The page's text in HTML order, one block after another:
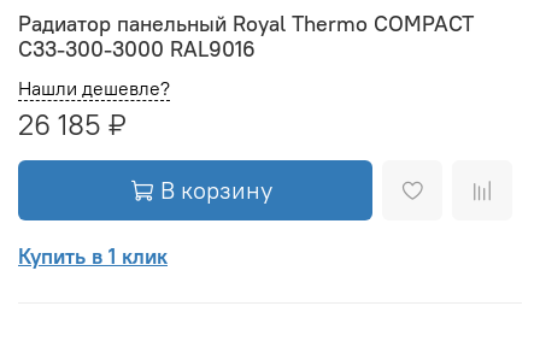
Радиатор панельный Royal Thermo COMPACT
C33-300-3000 RAL9016
Нашли дешевле?
26 185 ₽
В корзину
Купить в 1 клик